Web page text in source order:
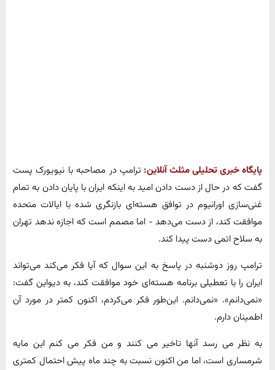
پایگاه خبری تحلیلی مثلث آنلاین: ترامپ در مصاحبه با نیویورک پست
گفت که در حال از دست دادن امید به اینکه ایران با پایان دادن به تمام
غنی‌سازی اورانیوم در توافق هسته‌ای بازنگری شده با ایالات متحده
موافقت کند، از دست می‌دهد - اما مصمم است که اجازه ندهد تهران
به سلاح اتمی دست پیدا کند.
ترامپ روز دوشنبه در پاسخ به این سوال که آیا فکر می‌کند می‌تواند
ایران را با تعطیلی برنامه هسته‌ای خود موافقت کند، به دیواین گفت:
«نمی‌دانم». «نمی‌دانم. این‌طور فکر می‌کردم، اکنون کمتر در مورد آن
اطمینان دارم.
به نظر می رسد آنها تاخیر می کنند و من فکر می کنم این مایه
شرمساری است، اما من اکنون نسبت به چند ماه پیش احتمال کمتری